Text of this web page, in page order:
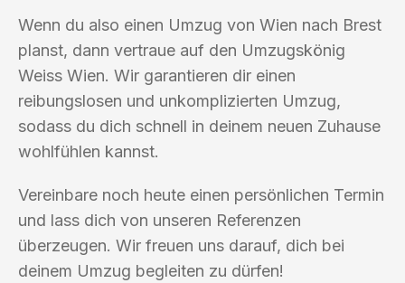
Wenn du also einen Umzug von Wien nach Brest
planst, dann vertraue auf den Umzugskönig
Weiss Wien. Wir garantieren dir einen
reibungslosen und unkomplizierten Umzug,
sodass du dich schnell in deinem neuen Zuhause
wohlfühlen kannst.
Vereinbare noch heute einen persönlichen Termin
und lass dich von unseren Referenzen
überzeugen. Wir freuen uns darauf, dich bei
deinem Umzug begleiten zu dürfen!